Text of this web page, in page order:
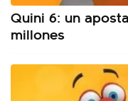
Quini 6: un
millones